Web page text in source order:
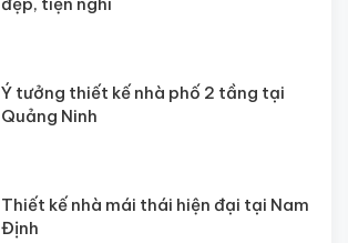
Ý tưởng thiết kế nhà phố 2 tầng tại
Quảng Ninh
Thiết kế nhà mái thái hiện đại tại Nam
Định